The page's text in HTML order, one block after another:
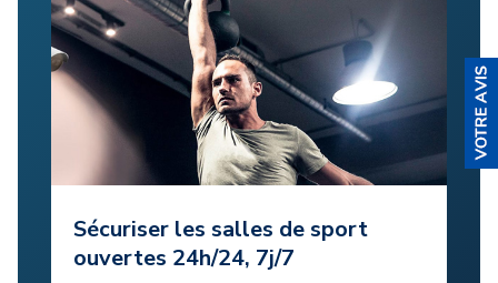
Sécuriser les salles de sport
ouvertes 24h/24, 7j/7